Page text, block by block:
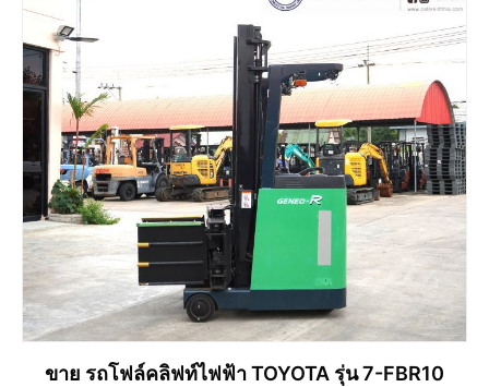
ขาย รถโฟล์คลิฟท์ไฟฟ้า TOYOTA รุ่น 7-FBR10